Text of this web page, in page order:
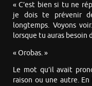
« C’est bien si tu ne
je dois te prévenir
longtemps. Voyons
lorsque tu auras besoin
« Orobas. »
Le mot qu’il avait
raison ou une autre.